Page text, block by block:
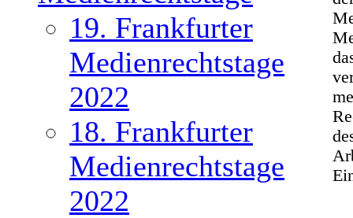
19. Frankfurter
Medienrechtstage
2022
18. Frankfurter
Medienrechtstage
2022